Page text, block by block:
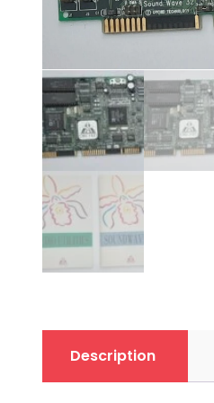
Description